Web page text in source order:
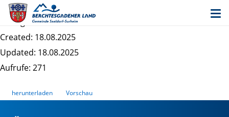
03-Salzach_Festsetzung_Orth_2025
Dateigrösse: 9.26 MB
Created: 18.08.2025
Updated: 18.08.2025
Aufrufe: 271
herunterladen Vorschau